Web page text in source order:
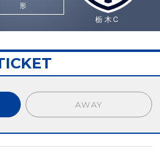
形
栃木C
AWAY